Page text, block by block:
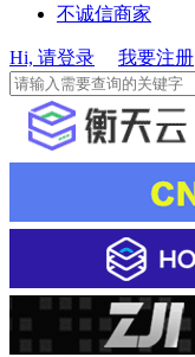
不诚信商家
Hi, 请登录 我要注册